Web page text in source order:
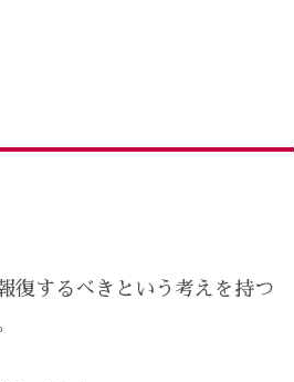
復するべきという考えを持つ